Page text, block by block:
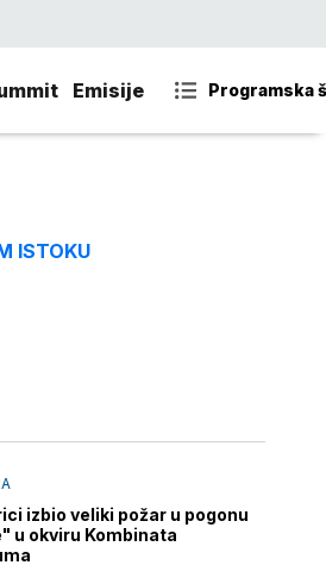
Emisije Programska
ISTOKU
izbio veliki požar u pogonu
u okviru Kombinata